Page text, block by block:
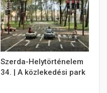
Szerda-Helytörténelem
34. | A közlekedési park